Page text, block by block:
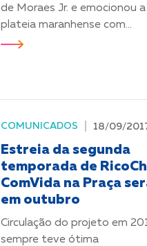
de Moraes Jr. e emocionou a
plateia maranhense com...
COMUNICADOS 18/09/
Estreia da segunda
temporada de
ComVida na Praça
em outubro
Circulação do projeto em
sempre teve ótima